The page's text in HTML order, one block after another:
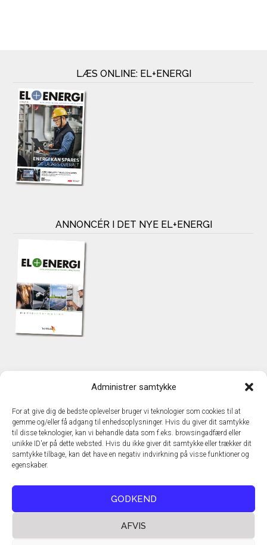
Administrer samtykke
For at give dig de bedste oplevelser bruger vi teknologier som cookies til at
gemme og/eller få adgang til enhedsoplysninger. Hvis du giver dit samtykke
til disse teknologier, kan vi behandle data som f.eks. browsingadfærd eller
unikke ID'er på dette websted. Hvis du ikke giver dit samtykke eller trækker dit
samtykke tilbage, kan det have en negativ indvirkning på visse funktioner og
egenskaber.
GODKEND
AFVIS
LÆS ONLINE: EL+ENERGI
ANNONCÉR I DET NYE EL+ENERGI
TechMedia A/S
DK – 2600 Glostrup
www.techmedia.dk
Telefon: +45 43 24 26 28
E-mail:info@techmedia.dk